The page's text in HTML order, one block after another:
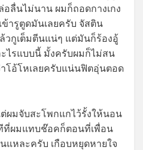
อลื่นไม่นาน ผมก็ถอดกางเกง
ข้ารูตูดมันเลยครับ จัสติน
กูเต็มตีนแน่ๆ แต่มันก็ร้องอู้
ไรแบบนี้ มั้งครับผมก็ไม่สน
โอ้โหเลยครับแน่นฟิตอุ่นตอด
ผมจับสะโพกแกไว้รั้งให้นอน
ที่ผมแทบช๊อคก็ตอนที่เพื่อน
หละครับ เกือบหยุดหายใจ